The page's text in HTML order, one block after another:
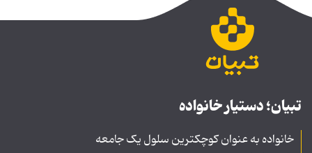
تبیان؛ دستیار خانواده
خانواده به عنوان کوچکترین سلول یک جامعه